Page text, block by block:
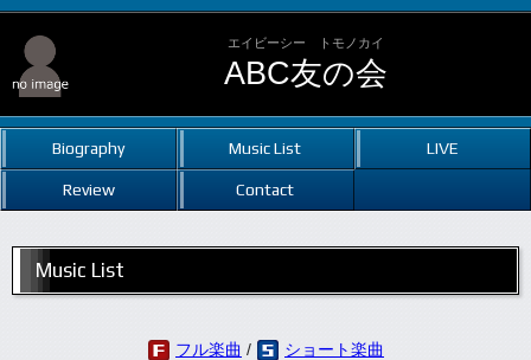
エイビーシー トモノカイ
ABC友の会
Biography Music List LIVE
Review Contact
Music List
フル楽曲 / ショート楽曲